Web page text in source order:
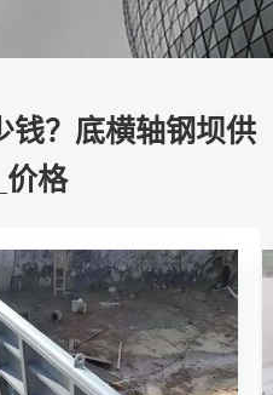
钱？底横轴钢坝供
价格